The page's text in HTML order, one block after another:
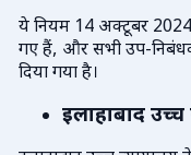
ये नियम 14 अक्टूबर
गए हैं, और सभी उप-
दिया गया है।
इलाहाबाद